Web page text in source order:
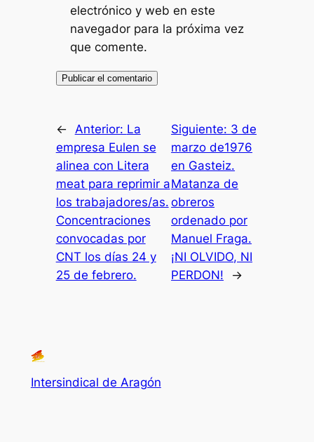
electrónico y web en este
navegador para la próxima vez
que comente.
← Anterior: La
empresa Eulen se
alinea con Litera
meat para reprimir a
los trabajadores/as.
Concentraciones
convocadas por
CNT los días 24 y
25 de febrero.
Siguiente: 3 de
marzo de1976
en Gasteiz.
Matanza de
obreros
ordenado por
Manuel Fraga.
¡NI OLVIDO, NI
PERDON!
→
Intersindical de Aragón